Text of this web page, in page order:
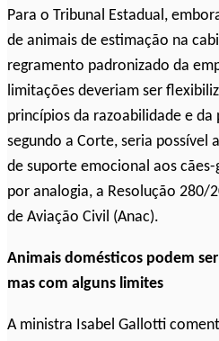
Para o Tribunal Estadual,
de animais de estimação na
regramento padronizado da
limitações deveriam ser
princípios da razoabilidade e
segundo a Corte, seria possível
de suporte emocional aos
por analogia, a Resolução 280/
de Aviação Civil (Anac).
Animais domésticos podem
mas com alguns limites
A ministra Isabel Gallotti